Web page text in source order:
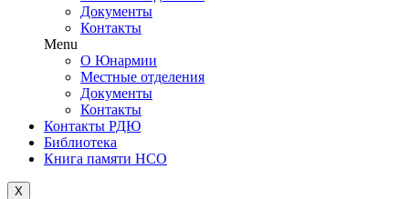
Документы
Контакты
Menu
О Юнармии
Местные отделения
Документы
Контакты
Контакты РДЮ
Библиотека
Книга памяти НСО
X